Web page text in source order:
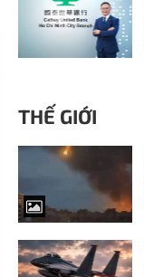
THẾ GIỚI